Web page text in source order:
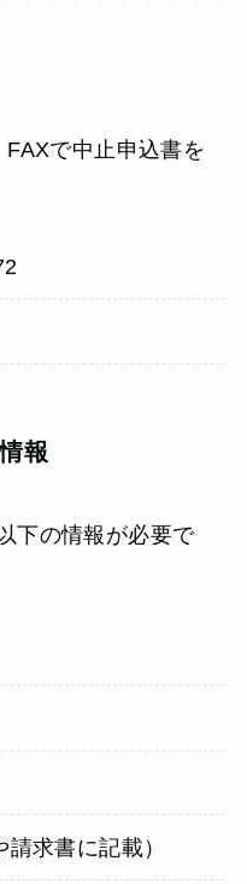
で中止申込書を
報
下の情報が必要で
求書に記載）